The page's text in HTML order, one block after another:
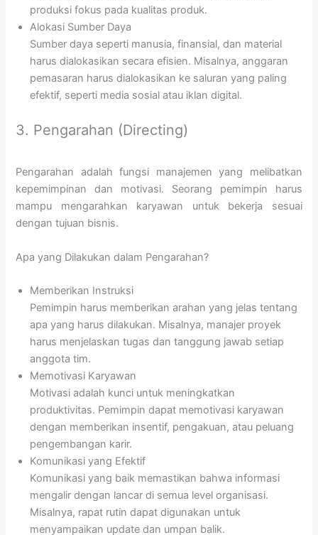
produksi fokus pada kualitas produk.
Alokasi Sumber Daya
Sumber daya seperti manusia, finansial, dan material
harus dialokasikan secara efisien. Misalnya, anggaran
pemasaran harus dialokasikan ke saluran yang paling
efektif, seperti media sosial atau iklan digital.
3. Pengarahan (Directing)
Pengarahan adalah fungsi manajemen yang melibatkan
kepemimpinan dan motivasi. Seorang pemimpin harus
mampu mengarahkan karyawan untuk bekerja sesuai
dengan tujuan bisnis.
Apa yang Dilakukan dalam Pengarahan?
Memberikan Instruksi
Pemimpin harus memberikan arahan yang jelas tentang
apa yang harus dilakukan. Misalnya, manajer proyek
harus menjelaskan tugas dan tanggung jawab setiap
anggota tim.
Memotivasi Karyawan
Motivasi adalah kunci untuk meningkatkan
produktivitas. Pemimpin dapat memotivasi karyawan
dengan memberikan insentif, pengakuan, atau peluang
pengembangan karir.
Komunikasi yang Efektif
Komunikasi yang baik memastikan bahwa informasi
mengalir dengan lancar di semua level organisasi.
Misalnya, rapat rutin dapat digunakan untuk
menyampaikan update dan umpan balik.